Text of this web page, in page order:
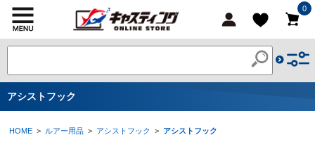
0
アシストフック
HOME > ルアー用品 > アシストフック > アシストフック